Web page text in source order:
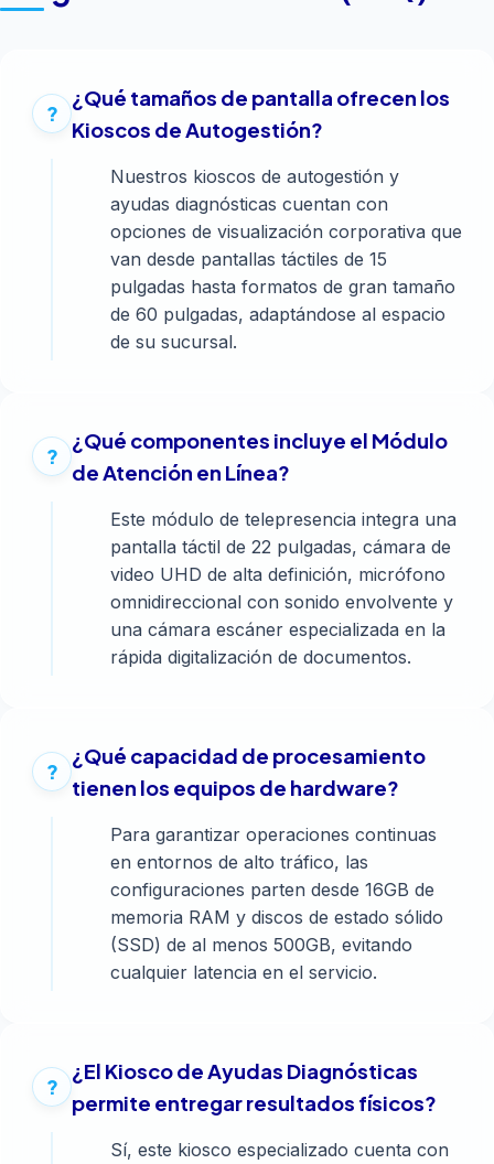
¿Qué tamaños de pantalla ofrecen los
Kioscos de Autogestión?
Nuestros kioscos de autogestión y
ayudas diagnósticas cuentan con
opciones de visualización corporativa que
van desde pantallas táctiles de 15
pulgadas hasta formatos de gran tamaño
de 60 pulgadas, adaptándose al espacio
de su sucursal.
¿Qué componentes incluye el Módulo
de Atención en Línea?
Este módulo de telepresencia integra una
pantalla táctil de 22 pulgadas, cámara de
video UHD de alta definición, micrófono
omnidireccional con sonido envolvente y
una cámara escáner especializada en la
rápida digitalización de documentos.
¿Qué capacidad de procesamiento
tienen los equipos de hardware?
Para garantizar operaciones continuas
en entornos de alto tráfico, las
configuraciones parten desde 16GB de
memoria RAM y discos de estado sólido
(SSD) de al menos 500GB, evitando
cualquier latencia en el servicio.
¿El Kiosco de Ayudas Diagnósticas
permite entregar resultados físicos?
Sí, este kiosco especializado cuenta con